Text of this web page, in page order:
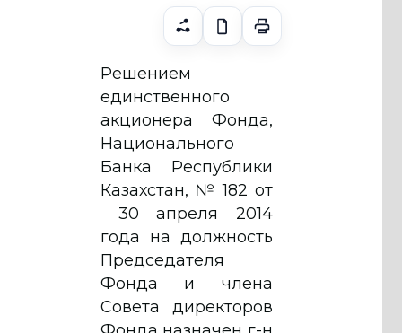
Решением
единственного
акционера Фонда,
Национального
Банка Республики
Казахстан, № 182 от
30 апреля 2014
года на должность
Председателя
Фонда и члена
Совета директоров